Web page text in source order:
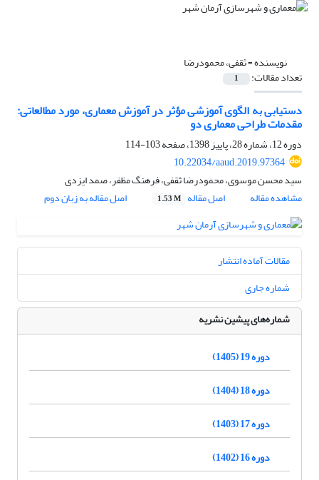
نویسنده =ثقفی، محمودرضا
تعداد مقالات: 1
دستیابی به الگوی آموزشی مؤثر در آموزش معماری، مورد مطالعاتی:
مقدمات طراحی معماری دو
دوره 12، شماره 28، پاییز 1398، صفحه
103-114
10.22034/aaud.2019.97364
سید محسن موسوی، محمودرضا ثقفی، فرهنگ مظفر، صمد ایزدی
مشاهده مقاله
اصل مقاله 1.53 M اصل مقاله به زبان دوم
مقالات آماده انتشار
شماره جاری
شماره‌های پیشین نشریه
دوره 19 (1405)
دوره 18 (1404)
دوره 17 (1403)
دوره 16 (1402)